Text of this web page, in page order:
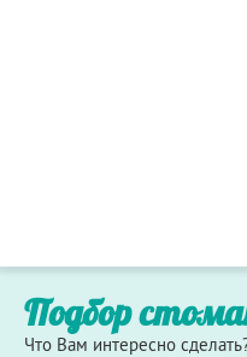
Подбор
Что Вам интересно